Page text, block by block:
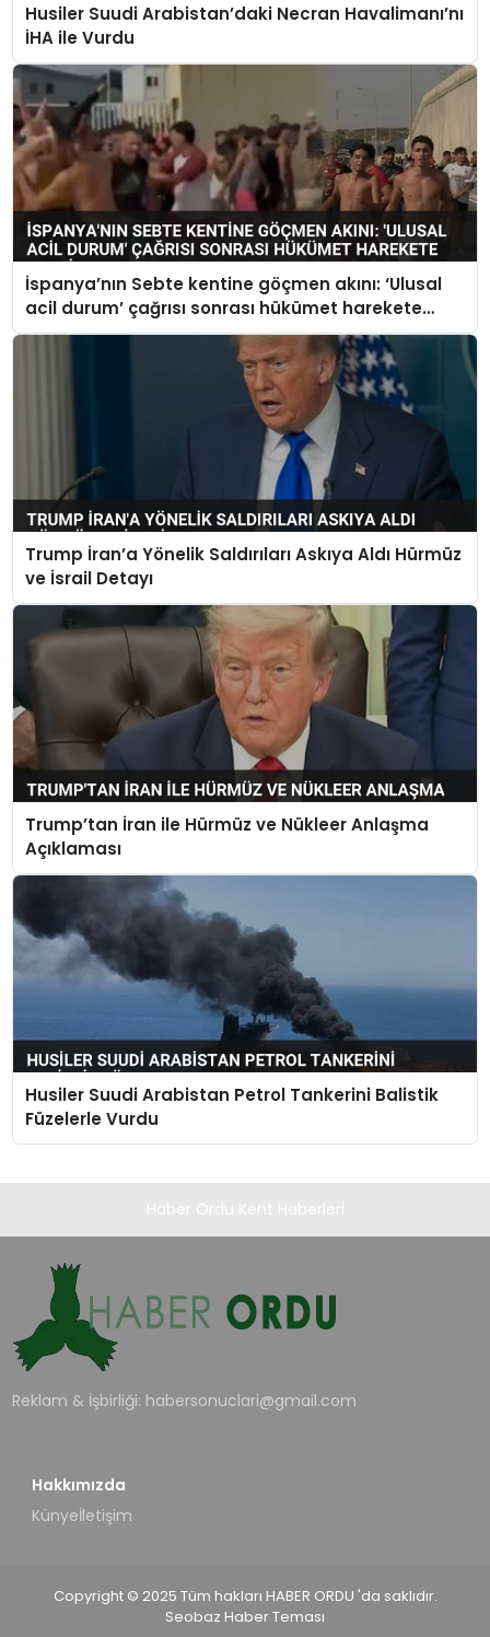
Husiler Suudi Arabistan’daki Necran Havalimanı’nı
İHA ile Vurdu
İspanya’nın Sebte kentine göçmen akını: ‘Ulusal
acil durum’ çağrısı sonrası hükümet harekete
geçti
Trump İran’a Yönelik Saldırıları Askıya Aldı Hürmüz
ve İsrail Detayı
Trump’tan İran ile Hürmüz ve Nükleer Anlaşma
Açıklaması
Husiler Suudi Arabistan Petrol Tankerini Balistik
Füzelerle Vurdu
Reklam & İşbirliği: habersonuclari@gmail.com
Hakkımızda
Künyeİletişim
Copyright © 2025 Tüm hakları HABER ORDU 'da saklıdır.
Seobaz Haber Teması